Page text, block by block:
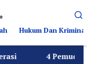
Hukum Dan Kriminal
4 Pemuda Bungur